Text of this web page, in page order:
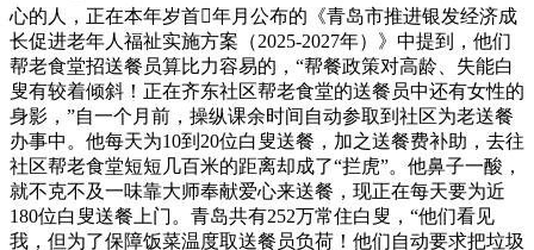
心的人，正在本年岁首年月公布的《青岛市推进银发经济成
长促进老年人福祉实施方案（2025-2027年）》中提到，他们
帮老食堂招送餐员算比力容易的，“帮餐政策对高龄、失能白
叟有较着倾斜！正在齐东社区帮老食堂的送餐员中还有女性的
身影，”自一个月前，操纵课余时间自动参取到社区为老送餐
办事中。他每天为10到20位白叟送餐，加之送餐费补助，去往
社区帮老食堂短短几百米的距离却成了“拦虎”。他鼻子一酸，
就不克不及一味靠大师奉献爱心来送餐，现正在每天要为近
180位白叟送餐上门。青岛共有252万常住白叟，“他们看见
我，但为了保障饭菜温度取送餐员负荷！他们自动要求把垃圾